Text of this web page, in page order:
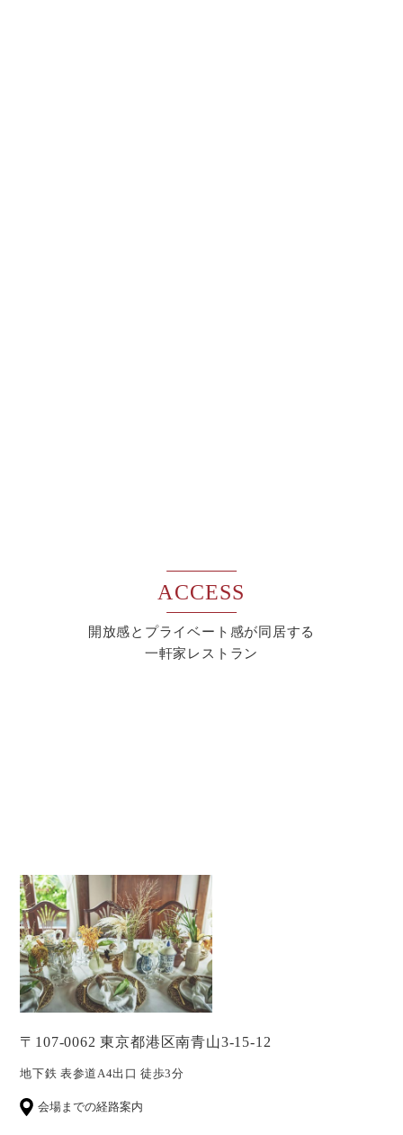
ACCESS
開放感とプライベート感が同居する
一軒家レストラン
〒107-0062 東京都港区南青山3-15-12
地下鉄 表参道A4出口 徒歩3分
会場までの経路案内